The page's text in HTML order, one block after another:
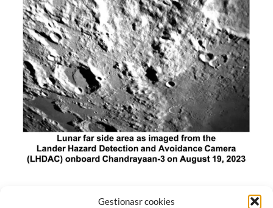
Gestionasr cookies